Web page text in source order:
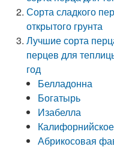
Сорта сладкого
открытого грунта
Лучшие сорта
перцев для
год
Белладонна
Богатырь
Изабелла
Абрикосовая